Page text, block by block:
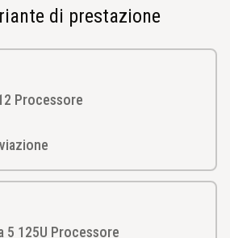
di prestazione
Processore
5 125U Processore